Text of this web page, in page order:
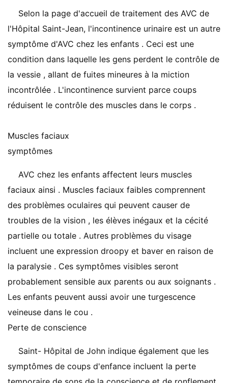
Selon la page d'accueil de traitement des AVC de
l'Hôpital Saint-Jean, l'incontinence urinaire est un autre
symptôme d'AVC chez les enfants . Ceci est une
condition dans laquelle les gens perdent le contrôle de
la vessie , allant de fuites mineures à la miction
incontrôlée . L'incontinence survient parce coups
réduisent le contrôle des muscles dans le corps .
Muscles faciaux
symptômes
AVC chez les enfants affectent leurs muscles
faciaux ainsi . Muscles faciaux faibles comprennent
des problèmes oculaires qui peuvent causer de
troubles de la vision , les élèves inégaux et la cécité
partielle ou totale . Autres problèmes du visage
incluent une expression droopy et baver en raison de
la paralysie . Ces symptômes visibles seront
probablement sensible aux parents ou aux soignants .
Les enfants peuvent aussi avoir une turgescence
veineuse dans le cou .
Perte de conscience
Saint- Hôpital de John indique également que les
symptômes de coups d'enfance incluent la perte